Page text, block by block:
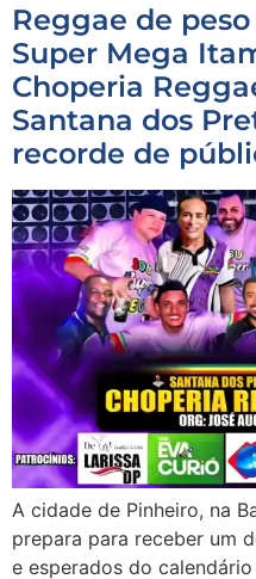
Reggae de
Super Mega
Choperia
Santana dos
recorde de
A cidade de Pinheiro, na
prepara para receber um
e esperados do